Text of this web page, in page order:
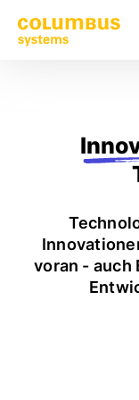
voran - auch